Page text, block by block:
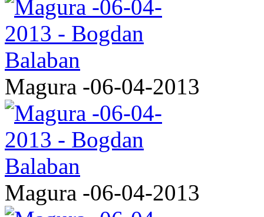
Magura -06-04-2013
Magura -06-04-2013